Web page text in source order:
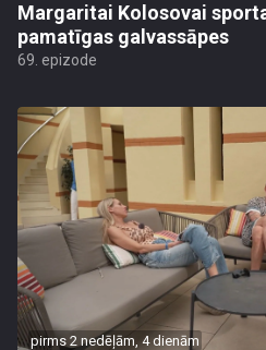
Margaritai Kolosovai
pamatīgas galvassāpes
69. epizode
pirms 2 nedēļām, 4 dienām